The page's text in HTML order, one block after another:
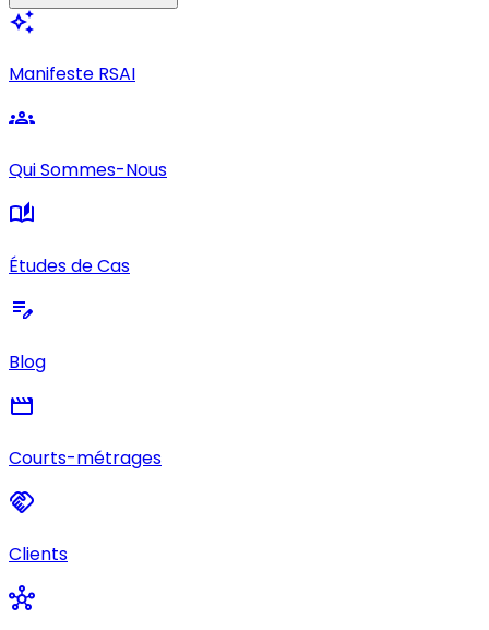
auto_awesome
Manifeste RSAI
groups
Qui Sommes-Nous
auto_stories
Études de Cas
edit_note
Blog
movie
Courts-métrages
handshake
Clients
hub